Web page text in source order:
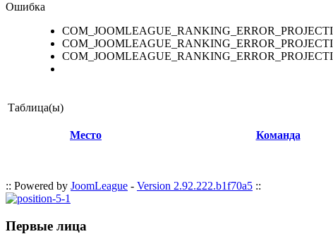
Ошибка
Таблица(ы)
Место Команда
:: Powered by JoomLeague - Version 2.92.222.b1f70a5 ::
Первые лица